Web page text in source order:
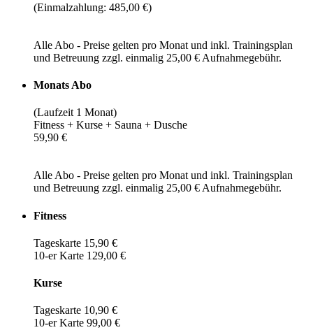
(Einmalzahlung: 485,00 €)
Alle Abo - Preise gelten pro Monat und inkl. Trainingsplan
und Betreuung zzgl. einmalig 25,00 € Aufnahmegebühr.
Monats Abo
(Laufzeit 1 Monat)
Fitness + Kurse + Sauna + Dusche
59,90 €
Alle Abo - Preise gelten pro Monat und inkl. Trainingsplan
und Betreuung zzgl. einmalig 25,00 € Aufnahmegebühr.
Fitness
Tageskarte 15,90 €
10-er Karte 129,00 €
Kurse
Tageskarte 10,90 €
10-er Karte 99,00 €